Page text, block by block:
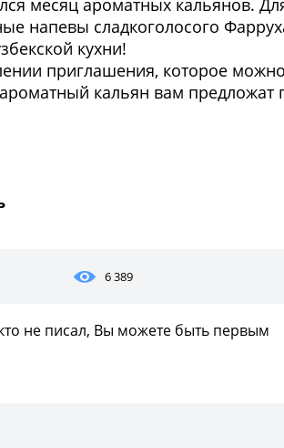
месяц ароматных кальянов.
напевы сладкоголосого
кухни!
приглашения, которое
кальян вам предложат
6 389
не писал, Вы можете быть первым